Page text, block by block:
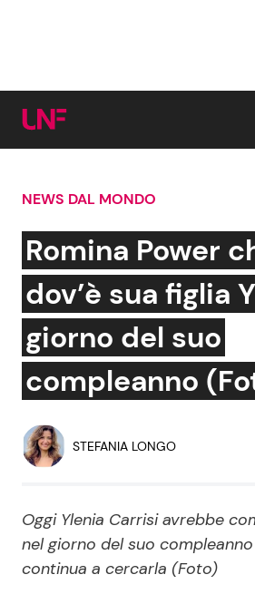
Cerca:
News e Cronaca
Attualità Italiana
Economia
Persone Scomparse
Politica
Soap
NEWS DAL MONDO
Romina Power
dov’è sua figlia
giorno del suo
compleanno
STEFANIA LONGO
Oggi Ylenia Carrisi avrebbe
nel giorno del suo
continua a cercarla (Foto)